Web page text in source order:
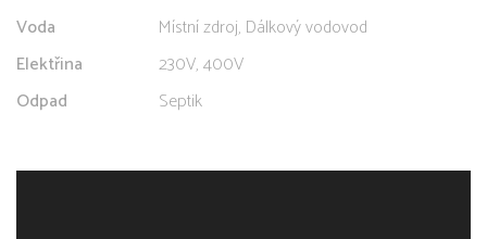
Voda
Místní zdroj, Dálkový vodovod
Elektřina
230V, 400V
Odpad
Septik